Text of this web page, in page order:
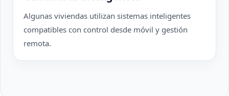
Algunas viviendas utilizan sistemas inteligentes
compatibles con control desde móvil y gestión
remota.